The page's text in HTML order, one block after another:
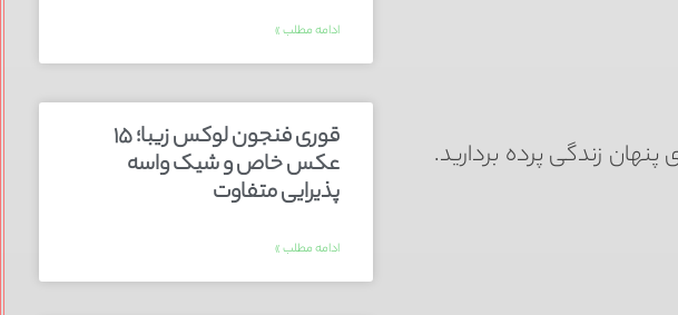
زندگی پرده بردارید.
ادامه مطلب »
قوری فنجون لوکس زیبا؛ ۱۵
عکس خاص و شیک واسه
پذیرایی متفاوت
ادامه مطلب »